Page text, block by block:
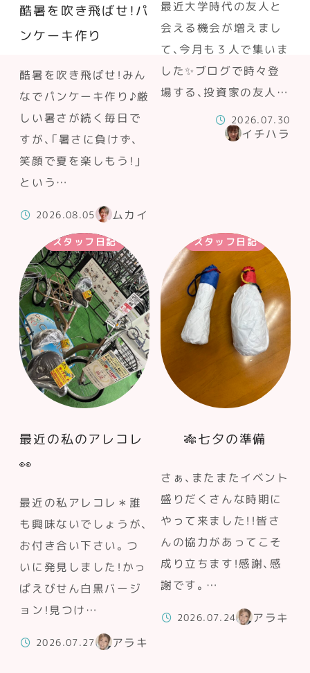
酷暑を吹き飛ばせ！パ
ンケーキ作り
酷暑を吹き飛ばせ！みん
なでパンケーキ作り♪厳
しい暑さが続く毎日で
すが、「暑さに負けず、
笑顔で夏を楽しもう！」
という…
2026.08.05 ムカイ
最近大学時代の友人と
会える機会が増えまし
て、今月も３人で集いま
した✨ブログで時々登
場する、投資家の友人…
2026.07.30
イチハラ
スタッフ日記
最近の私のアレコレ
👀
最近の私アレコレ＊誰
も興味ないでしょうが、
お付き合い下さい。つ
いに発見しました！かっ
ぱえびせん白黒バージ
ョン！見つけ…
2026.07.27 アラキ
スタッフ日記
🎋七夕の準備
さぁ、またまたイベント
盛りだくさんな時期に
やって来ました！！皆さ
んの協力があってこそ
成り立ちます！感謝、感
謝です。…
2026.07.24 アラキ